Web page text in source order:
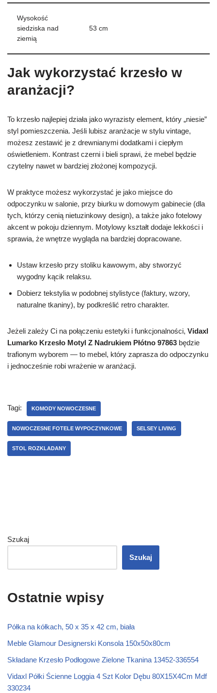
Wysokość
siedziska nad
ziemią
53 cm
Jak wykorzystać krzesło w
aranżacji?
To krzesło najlepiej działa jako wyrazisty element, który „niesie”
styl pomieszczenia. Jeśli lubisz aranżacje w stylu vintage,
możesz zestawić je z drewnianymi dodatkami i ciepłym
oświetleniem. Kontrast czerni i bieli sprawi, że mebel będzie
czytelny nawet w bardziej złożonej kompozycji.
W praktyce możesz wykorzystać je jako miejsce do
odpoczynku w salonie, przy biurku w domowym gabinecie (dla
tych, którzy cenią nietuzinkowy design), a także jako fotelowy
akcent w pokoju dziennym. Motylowy kształt dodaje lekkości i
sprawia, że wnętrze wygląda na bardziej dopracowane.
Ustaw krzesło przy stoliku kawowym, aby stworzyć
wygodny kącik relaksu.
Dobierz tekstylia w podobnej stylistyce (faktury, wzory,
naturalne tkaniny), by podkreślić retro charakter.
Jeżeli zależy Ci na połączeniu estetyki i funkcjonalności, Vidaxl
Lumarko Krzesło Motyl Z Nadrukiem Płótno 97863 będzie
trafionym wyborem — to mebel, który zaprasza do odpoczynku
i jednocześnie robi wrażenie w aranżacji.
Tagi: KOMODY NOWOCZESNE
NOWOCZESNE FOTELE WYPOCZYNKOWE SELSEY LIVING
STOL ROZKLADANY
Szukaj
Szukaj
Ostatnie wpisy
Półka na kółkach, 50 x 35 x 42 cm, biała
Meble Glamour Designerski Konsola 150x50x80cm
Składane Krzesło Podłogowe Zielone Tkanina 13452-336554
Vidaxl Półki Ścienne Loggia 4 Szt Kolor Dębu 80X15X4Cm Mdf
330234